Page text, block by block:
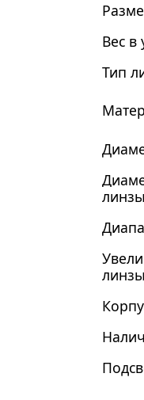
Вес в
Тип